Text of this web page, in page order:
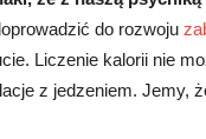
do rozwoju
Liczenie kalorii nie
z jedzeniem. Jemy,